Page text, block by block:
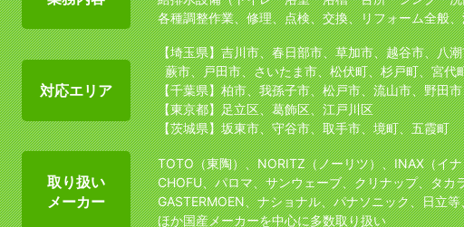
各種調整作業、修理、点検、交換、リフォーム全般
対応エリア
【埼玉県】吉川市、春日部市、草加市、越谷市、八
蕨市、戸田市、さいたま市、松伏町、杉戸町、宮
【千葉県】柏市、我孫子市、松戸市、流山市、野田
【東京都】足立区、葛飾区、江戸川区
【茨城県】坂東市、守谷市、取手市、境町、五霞町
取り扱い
メーカー
TOTO（東陶）、NORITZ（ノーリツ）、INAX（イ
CHOFU、パロマ、サンウェーブ、クリナップ、タカ
GASTERMOEN、ナショナル、パナソニック、日立等
ほか国産メーカーを中心に多数取り扱い